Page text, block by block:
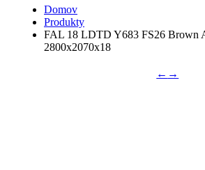
Domov
Produkty
FAL 18 LDTD Y683 FS26 Brown
2800x2070x18
← →